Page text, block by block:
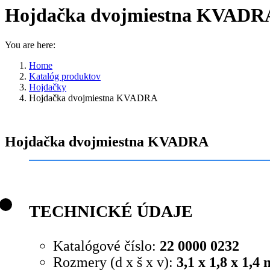
Hojdačka dvojmiestna
You are here:
Home
Katalóg produktov
Hojdačky
Hojdačka dvojmiestna KVADRA
Hojdačka dvojmiestna KVADRA
TECHNICKÉ ÚDAJE
Katalógové číslo: 22 0000 0232
Rozmery (d x š x v): 3,1 x 1,8 x 1,4